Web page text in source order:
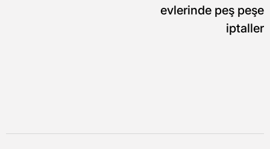
evlerinde peş peşe
iptaller